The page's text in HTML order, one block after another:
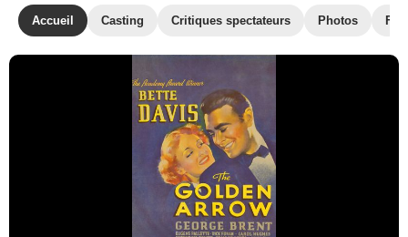
Accueil Casting Critiques spectateurs Photos